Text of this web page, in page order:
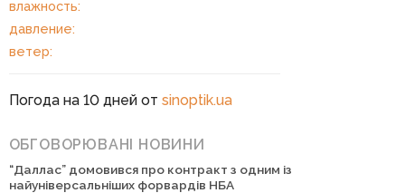
влажность:
давление:
ветер:
Погода на 10 дней от sinoptik.ua
ОБГОВОРЮВАНІ НОВИНИ
“Даллас” домовився про контракт з одним із
найуніверсальніших форвардів НБА